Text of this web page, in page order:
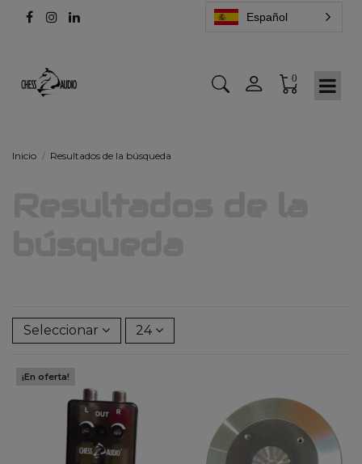
Español
0
Inicio Resultados de la búsqueda
Seleccionar 24
¡En oferta!